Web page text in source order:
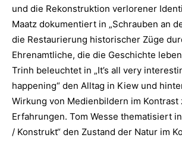
und die Rekonstruktion verlorener
Maatz dokumentiert in „Schrauben an
die Restaurierung historischer Züge
Ehrenamtliche, die die Geschichte
Trinh beleuchtet in „It’s all very
happening“ den Alltag in Kiew und
Wirkung von Medienbildern im Kontrast
Erfahrungen. Tom Wesse thematisiert
/ Konstrukt“ den Zustand der Natur im